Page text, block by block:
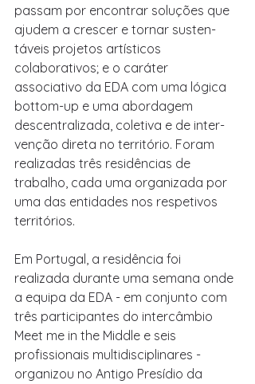
passam por encontrar soluções que
ajudem a crescer e tornar susten-
táveis projetos artísticos
colaborativos; e o caráter
associativo da EDA com uma lógica
bottom-up e uma abordagem
descentralizada, coletiva e de inter-
venção direta no território. Foram
realizadas três residências de
trabalho, cada uma organizada por
uma das entidades nos respetivos
territórios.
Em Portugal, a residência foi
realizada durante uma semana onde
a equipa da EDA - em conjunto com
três participantes do intercâmbio
Meet me in the Middle e seis
profissionais multidisciplinares -
organizou no Antigo Presídio da